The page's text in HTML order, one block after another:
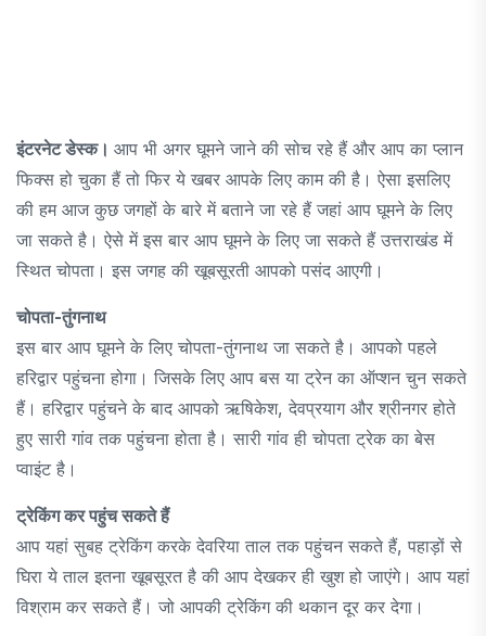
इंटरनेट डेस्क। आप भी अगर घूमने जाने की सोच रहे हैं और आप का प्लान
फिक्स हो चुका हैं तो फिर ये खबर आपके लिए काम की है। ऐसा इसलिए
की हम आज कुछ जगहों के बारे में बताने जा रहे हैं जहां आप घूमने के लिए
जा सकते है। ऐसे में इस बार आप घूमने के लिए जा सकते हैं उत्तराखंड में
स्थित चोपता। इस जगह की खूबसूरती आपको पसंद आएगी।
चोपता-तुंगनाथ
इस बार आप घूमने के लिए चोपता-तुंगनाथ जा सकते है। आपको पहले
हरिद्वार पहुंचना होगा। जिसके लिए आप बस या ट्रेन का ऑप्शन चुन सकते
हैं। हरिद्वार पहुंचने के बाद आपको ऋषिकेश, देवप्रयाग और श्रीनगर होते
हुए सारी गांव तक पहुंचना होता है। सारी गांव ही चोपता ट्रेक का बेस
प्वाइंट है।
ट्रेकिंग कर पहुंच सकते हैं
आप यहां सुबह ट्रेकिंग करके देवरिया ताल तक पहुंचन सकते हैं, पहाड़ों से
घिरा ये ताल इतना खूबसूरत है की आप देखकर ही खुश हो जाएंगे। आप यहां
विश्राम कर सकते हैं। जो आपकी ट्रेकिंग की थकान दूर कर देगा।